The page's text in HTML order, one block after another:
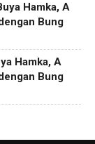
Hamka, A
Bung
Hamka, A
Bung